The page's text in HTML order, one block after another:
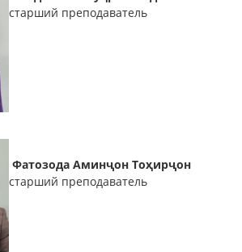
старший преподаватель
Фатозода Аминҷон Тоҳирҷон
старший преподаватель